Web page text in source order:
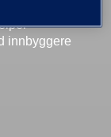
innbyggere